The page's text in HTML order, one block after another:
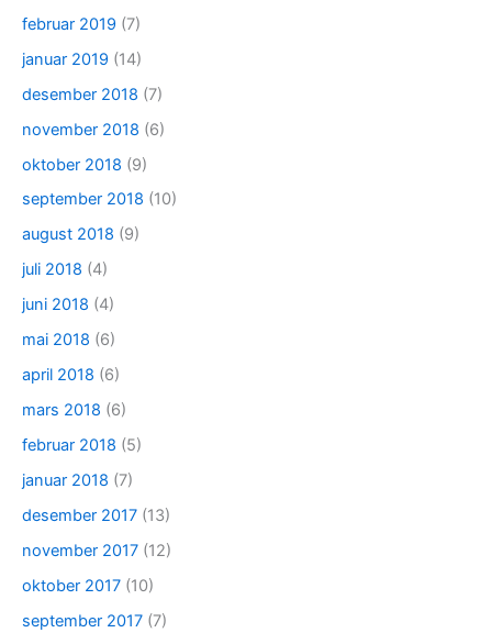
februar 2019 (7)
januar 2019 (14)
desember 2018 (7)
november 2018 (6)
oktober 2018 (9)
september 2018 (10)
august 2018 (9)
juli 2018 (4)
juni 2018 (4)
mai 2018 (6)
april 2018 (6)
mars 2018 (6)
februar 2018 (5)
januar 2018 (7)
desember 2017 (13)
november 2017 (12)
oktober 2017 (10)
september 2017 (7)